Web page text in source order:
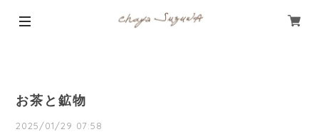
お茶と鉱物
2025/01/29 07:58